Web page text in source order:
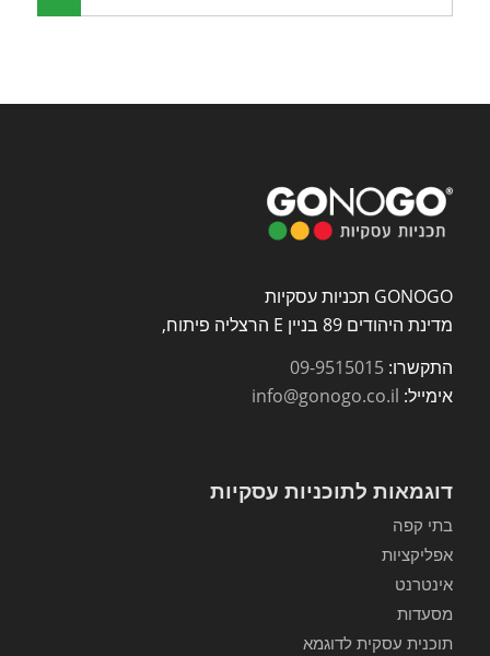
GONOGO תכניות עסקיות
מדינת היהודים 89 בניין E הרצליה פיתוח,
התקשרו: 09-9515015
אימייל: info@gonogo.co.il
דוגמאות לתוכניות עסקיות
בתי קפה
אפליקציות
אינטרנט
מסעדות
תוכנית עסקית לדוגמא